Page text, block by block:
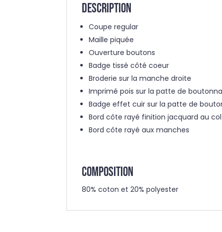
Description
Coupe regular
Maille piquée
Ouverture boutons
Badge tissé côté coeur
Broderie sur la manche droite
Imprimé pois sur la patte de
Badge effet cuir sur la patte de
Bord côte rayé finition jacquard au col
Bord côte rayé aux manches
COMPOSITION
80% coton et 20% polyester